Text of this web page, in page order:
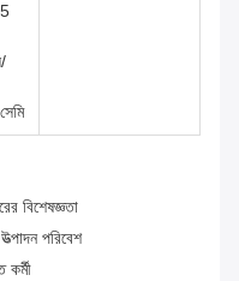
বিশেষজ্ঞতা
পরিবেশ
কর্মী